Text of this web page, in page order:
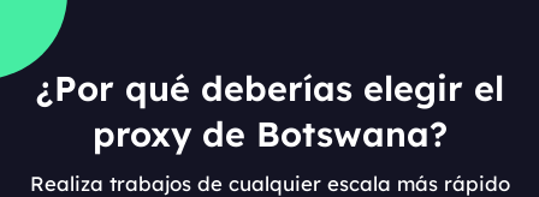
¿Por qué deberías elegir el
proxy de Botswana?
Realiza trabajos de cualquier escala más rápido